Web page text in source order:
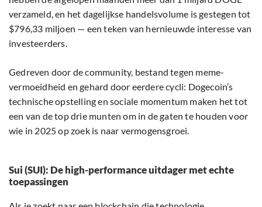
vermoeidheid en gehard door eerdere cycli: Dogecoin’s
technische opstelling en sociale momentum maken het tot
een van de top drie munten om in de gaten te houden voor
Sui (SUI): De high-performance uitdager met echte
toepassingen
Als je zoekt naar een blockchain die technologie
van $9,55 miljard, is SUI uitgegroeid tot een belangrijke
speler op het gebied van smart contracts. De grafiek laat
zien dat een nieuwe opwaartse beweging nabij is.